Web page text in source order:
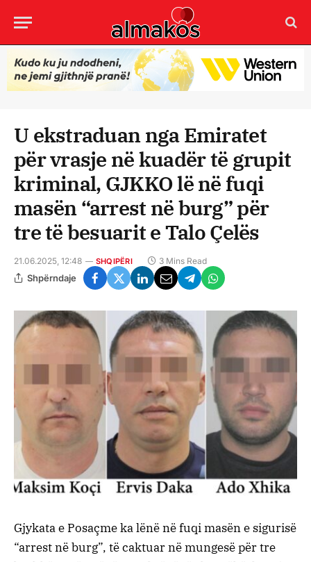
U ekstraduan nga Emiratet
për vrasje në kuadër të grupit
kriminal, GJKKO lë në fuqi
masën “arrest në burg” për
tre të besuarit e Talo Çelës
21.06.2025, 12:48 SHQIPËRI 3 Mins Read
Shpërndaje
Gjykata e Posaçme ka lënë në fuqi masën e sigurisë
“arrest në burg”, të caktuar në mungesë për tre